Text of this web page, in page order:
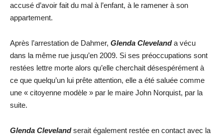
accusé d’avoir fait du mal à l’enfant, à le ramener à son
appartement.
Après l’arrestation de Dahmer, Glenda Clevelanda vécu
dans la même rue jusqu’en 2009. Si ses préoccupations sont
restées lettre morte alors qu’elle cherchait désespérément à
ce que quelqu’un lui prête attention, elle a été saluée comme
une « citoyenne modèle » par le maire John Norquist, par la
suite.
Glenda Clevelandserait également restée en contact avec la